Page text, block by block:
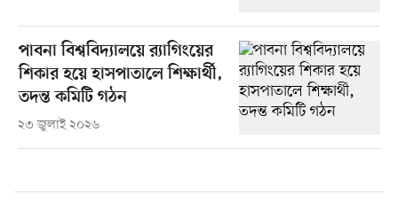
পাবনা বিশ্ববিদ্যালয়ে র‍্যাগিংয়ের
শিকার হয়ে হাসপাতালে শিক্ষার্থী,
তদন্ত কমিটি গঠন
২৩ জুলাই ২০২৬